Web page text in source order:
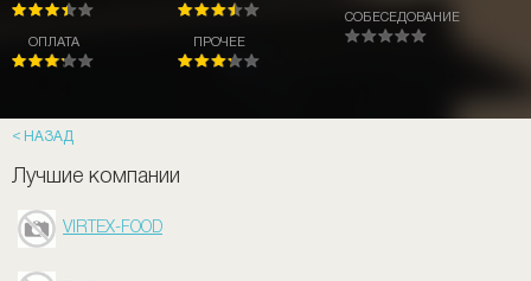
ОПЛАТА ПРОЧЕЕ
СОБЕСЕДОВАНИЕ
НАЗАД
Лучшие компании
VIRTEX-FOOD